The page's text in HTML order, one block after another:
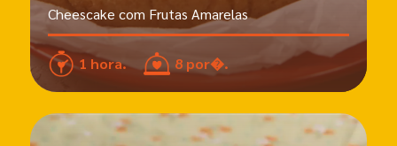
Cheescake com Frutas Amarelas
1 hora. 8 por�.